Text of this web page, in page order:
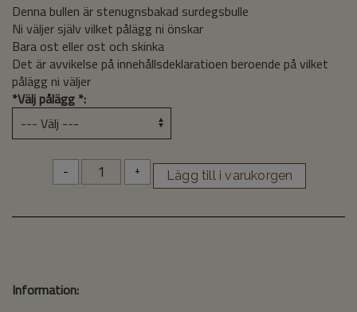
Denna bullen är stenugnsbakad surdegsbulle
Ni väljer själv vilket pålägg ni önskar
Bara ost eller ost och skinka
Det är avvikelse på innehållsdeklaratioen beroende på vilket
pålägg ni väljer
*Välj pålägg *:
- +
Information: